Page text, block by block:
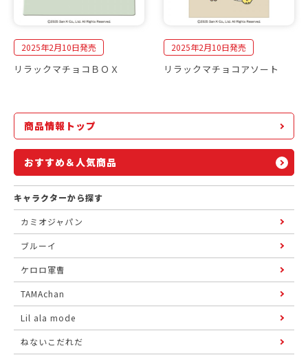
2025年2月10日発売
リラックマチョコＢＯＸ
2025年2月10日発売
リラックマチョコアソート
商品情報トップ
おすすめ＆人気商品
キャラクターから探す
カミオジャパン
ブルーイ
ケロロ軍曹
TAMAchan
Lil ala mode
ねないこだれだ